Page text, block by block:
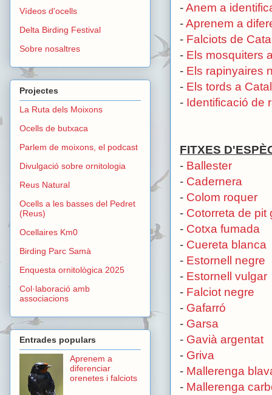
-Anem a
-Aprenem a
- Falciots de
- Els mosquiters
- Els rapinyaires
- Els tords a
- Identificació de
FITXES
- Ballester
- Cadernera
- Colom roquer
- Cotorreta de pit
- Cotxa fumada
- Cuereta blanca
- Estornell negre
- Estornell vulgar
- Falciot negre
- Gafarró
- Garsa
- Gavià argentat
- Griva
- Mallerenga
- Mallerenga
Vídeos d'ocells
Delta Birding Festival
Sobre nosaltres
Projectes
La Ruta dels Moixons
Ocells de butxaca
Parlem de moixons, el podcast
Divulgació sobre ornitologia
Reus Natural
Ocells a les basses del Pedret
(Reus)
Ocellaires Km0
Birding Parc Samà
Enquesta ornitològica 2025
Col·laboració amb
associacions
Entrades populars
Aprenem a
diferenciar
orenetes i falciots